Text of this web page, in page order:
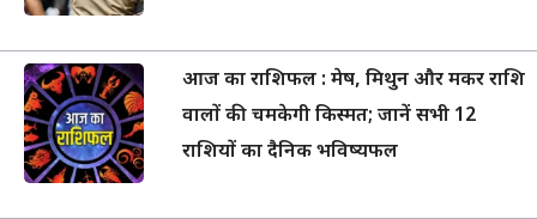
आज का राशिफल : मेष, मिथुन और मकर राशि
वालों की चमकेगी किस्मत; जानें सभी 12
राशियों का दैनिक भविष्यफल